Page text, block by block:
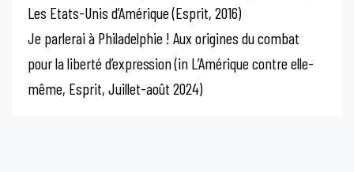
Les Etats-Unis d’Amérique (Esprit, 2016)
Je parlerai à Philadelphie ! Aux origines du combat
pour la liberté d’expression (in L’Amérique contre elle-
même, Esprit, Juillet-août 2024)